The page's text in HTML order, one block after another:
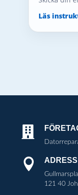
Läs

 ADRESS
121 40